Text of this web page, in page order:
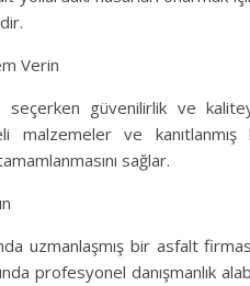
Verin
seçerken güvenilirlik ve
malzemeler ve
sağlar.
uzmanlaşmış bir asfalt
profesyonel danışmanlık